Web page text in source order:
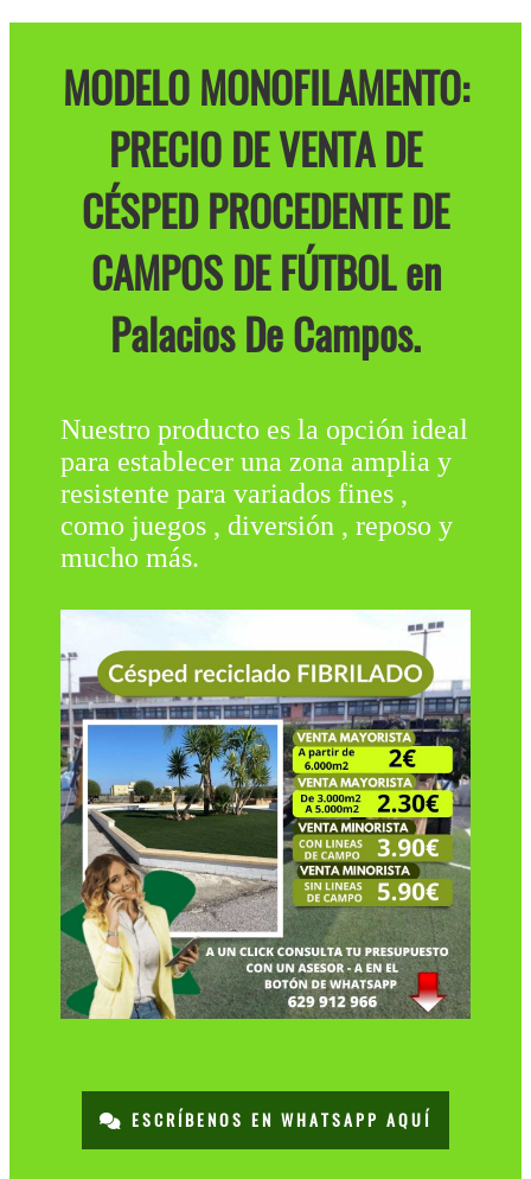
MODELO MONOFILAMENTO:
PRECIO DE VENTA DE
CÉSPED PROCEDENTE DE
CAMPOS DE FÚTBOL en
Palacios De Campos.
Nuestro producto es la opción ideal
para establecer una zona amplia y
resistente para variados fines ,
como juegos , diversión , reposo y
mucho más.
ESCRÍBENOS EN WHATSAPP AQUÍ